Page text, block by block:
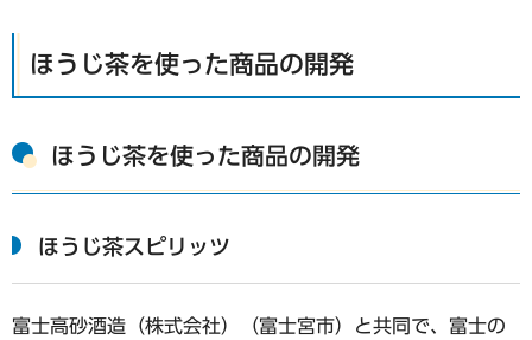
ほうじ茶を使った商品の開発
ほうじ茶を使った商品の開発
ほうじ茶スピリッツ
富士高砂酒造（株式会社）（富士宮市）と共同で、富士の